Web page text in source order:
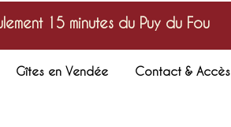
Gîtes en Vendée Contact & Accès
15 minutes du Puy du Fou